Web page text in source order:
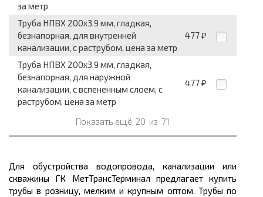
за метр
Труба НПВХ 200x3.9 мм, гладкая,
безнапорная, для внутренней
канализации, с раструбом, цена за метр
477 ₽
Труба НПВХ 200x3.9 мм, гладкая,
безнапорная, для наружной
канализации, с вспененным слоем, с
раструбом, цена за метр
477 ₽
Показать ещё 20 из 71
Для обустройства водопровода, канализации или
скважины ГК МетТрансТерминал предлагает купить
трубы в розницу, мелким и крупным оптом. Трубы по